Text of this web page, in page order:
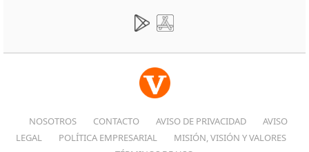
NOSOTROS CONTACTO AVISO DE PRIVACIDAD
AVISO
LEGAL
POLÍTICA EMPRESARIAL
MISIÓN, VISIÓN Y VALORES